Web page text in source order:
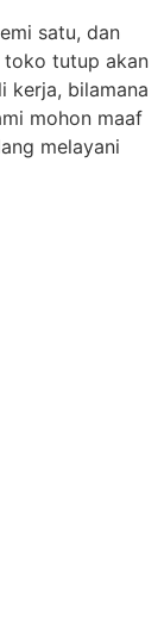
satu, dan
toko tutup akan
kerja, bilamana
mohon maaf
melayani